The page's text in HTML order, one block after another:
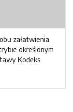
załatwienia
określonym
Kodeks